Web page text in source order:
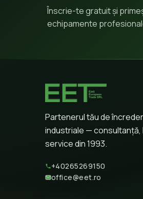
Înscrie-te gratuit și
echipamente
Partenerul tău de
industriale — consultanță,
service din 1993.
+40265269150
office@eet.ro